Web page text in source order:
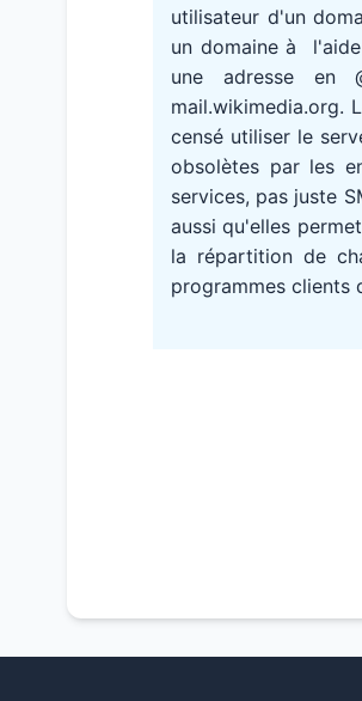
utilisateur d'un
un domaine à
une adresse en
mail.wikimedia.org.
censé utiliser le
obsolètes par les
services, pas juste
aussi qu'elles
la répartition de
programmes clients